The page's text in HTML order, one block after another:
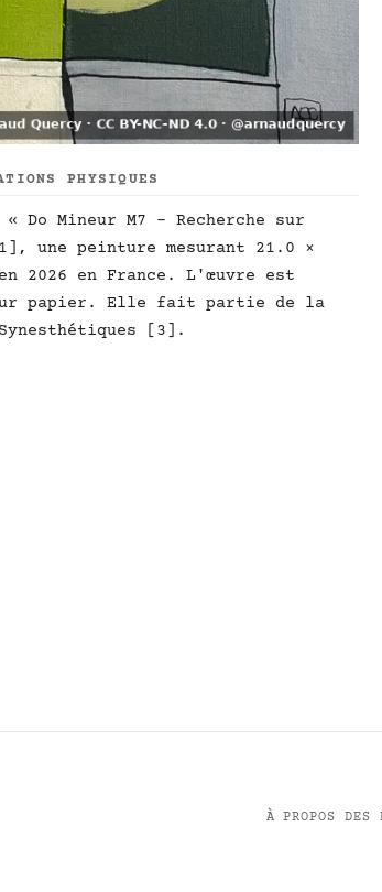
PHYSIQUES
Do Mineur M7 - Recherche sur
une peinture mesurant 21.0 ×
2026 en France. L'œuvre est
papier. Elle fait partie de la
[3].
À PROPOS DES